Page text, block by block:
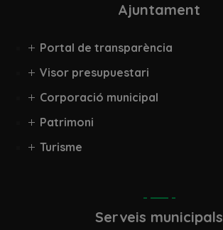
Ajuntament
Portal de transparència
Visor presupuestari
Corporació municipal
Patrimoni
Turisme
Serveis municipals